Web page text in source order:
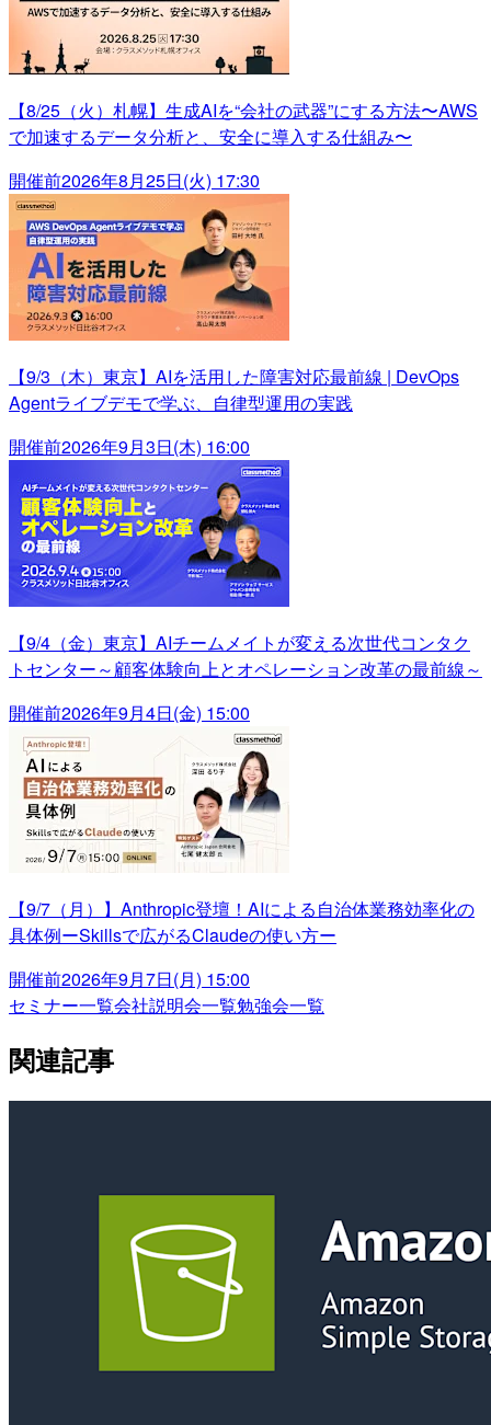
【8/25（火）札幌】生成AIを“会社の武器”にする方法〜AWS
で加速するデータ分析と、安全に導入する仕組み〜
開催前2026年8月25日(火) 17:30
【9/3（木）東京】AIを活用した障害対応最前線 | DevOps
Agentライブデモで学ぶ、自律型運用の実践
開催前2026年9月3日(木) 16:00
【9/4（金）東京】AIチームメイトが変える次世代コンタク
トセンター～顧客体験向上とオペレーション改革の最前線～
開催前2026年9月4日(金) 15:00
【9/7（月）】Anthropic登壇！AIによる自治体業務効率化の
具体例ーSkillsで広がるClaudeの使い方ー
開催前2026年9月7日(月) 15:00
セミナー一覧会社説明会一覧勉強会一覧
関連記事